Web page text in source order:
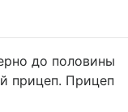
до половины
прицеп. Прицеп